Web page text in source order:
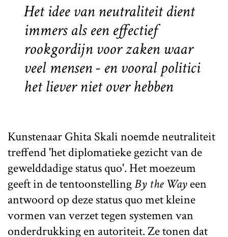
Het idee van neutraliteit dient
immers als een effectief
rookgordijn voor zaken waar
veel mensen - en vooral politici
het liever niet over hebben
Kunstenaar Ghita Skali noemde neutraliteit
treffend 'het diplomatieke gezicht van de
gewelddadige status quo'. Het moezeum
geeft in de tentoonstellingBy the Wayeen
antwoord op deze status quo met kleine
vormen van verzet tegen systemen van
onderdrukking en autoriteit. Ze tonen dat